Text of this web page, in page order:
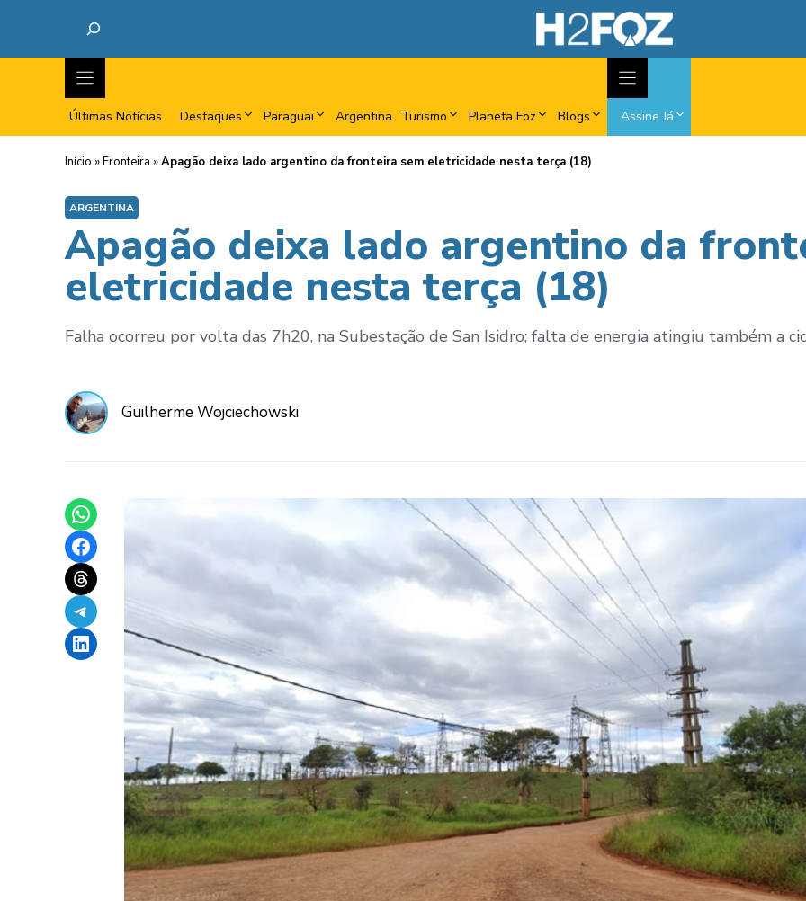
Últimas Notícias Destaques Paraguai Argentina Turismo Planeta Foz Blogs Assine Já
Início »Fronteira »Apagão deixa lado argentino da fronteira sem eletricidade nesta terça (18)
ARGENTINA
Apagão deixa lado argentino da
eletricidade nesta terça (18)
Falha ocorreu por volta das 7h20, na Subestação de San Isidro; falta de energia atingiu também a
Guilherme Wojciechowski
Share on WhatsApp
Share on Facebook
Share on Threads
Share on Telegram
Share on LinkedIn